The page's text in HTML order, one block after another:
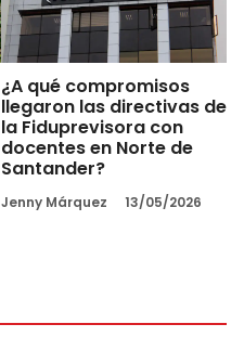
¿A qué compromisos
llegaron las directivas de
la Fiduprevisora con
docentes en Norte de
Santander?
Jenny Márquez 13/05/2026